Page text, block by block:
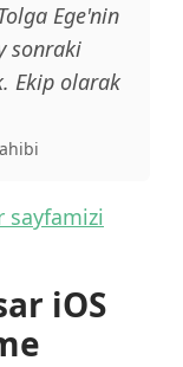
Ege'nin
sonraki
Ekip olarak
sayfamizi
iOS